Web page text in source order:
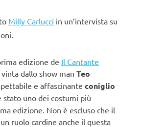
Milly Carlucci in un’intervista su
edizione de Il Cantante
dallo show man Teo
e affascinante coniglio
stato uno dei costumi più
edizione. Non è escluso che il
ruolo cardine anche il questa